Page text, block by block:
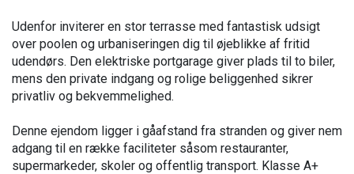
Udenfor inviterer en stor terrasse med fantastisk udsigt
over poolen og urbaniseringen dig til øjeblikke af fritid
udendørs. Den elektriske portgarage giver plads til to biler,
mens den private indgang og rolige beliggenhed sikrer
privatliv og bekvemmelighed.
Denne ejendom ligger i gåafstand fra stranden og giver nem
adgang til en række faciliteter såsom restauranter,
supermarkeder, skoler og offentlig transport. Klasse A+